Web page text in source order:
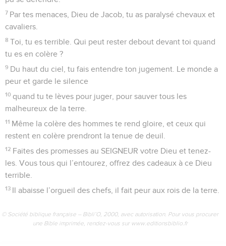
7 Par tes menaces, Dieu de Jacob, tu as paralysé chevaux et
cavaliers.
8 Toi, tu es terrible. Qui peut rester debout devant toi quand
tu es en colère ?
9 Du haut du ciel, tu fais entendre ton jugement. Le monde a
peur et garde le silence
10 quand tu te lèves pour juger, pour sauver tous les
malheureux de la terre.
11 Même la colère des hommes te rend gloire, et ceux qui
restent en colère prendront la tenue de deuil.
12 Faites des promesses au SEIGNEUR votre Dieu et tenez-
les. Vous tous qui l’entourez, offrez des cadeaux à ce Dieu
terrible.
13 Il abaisse l’orgueil des chefs, il fait peur aux rois de la terre.
© Société biblique française – Bibli’O, 2000, avec autorisation. Pour vous procurer
une Bible imprimée, rendez-vous sur www.editionsbiblio.fr